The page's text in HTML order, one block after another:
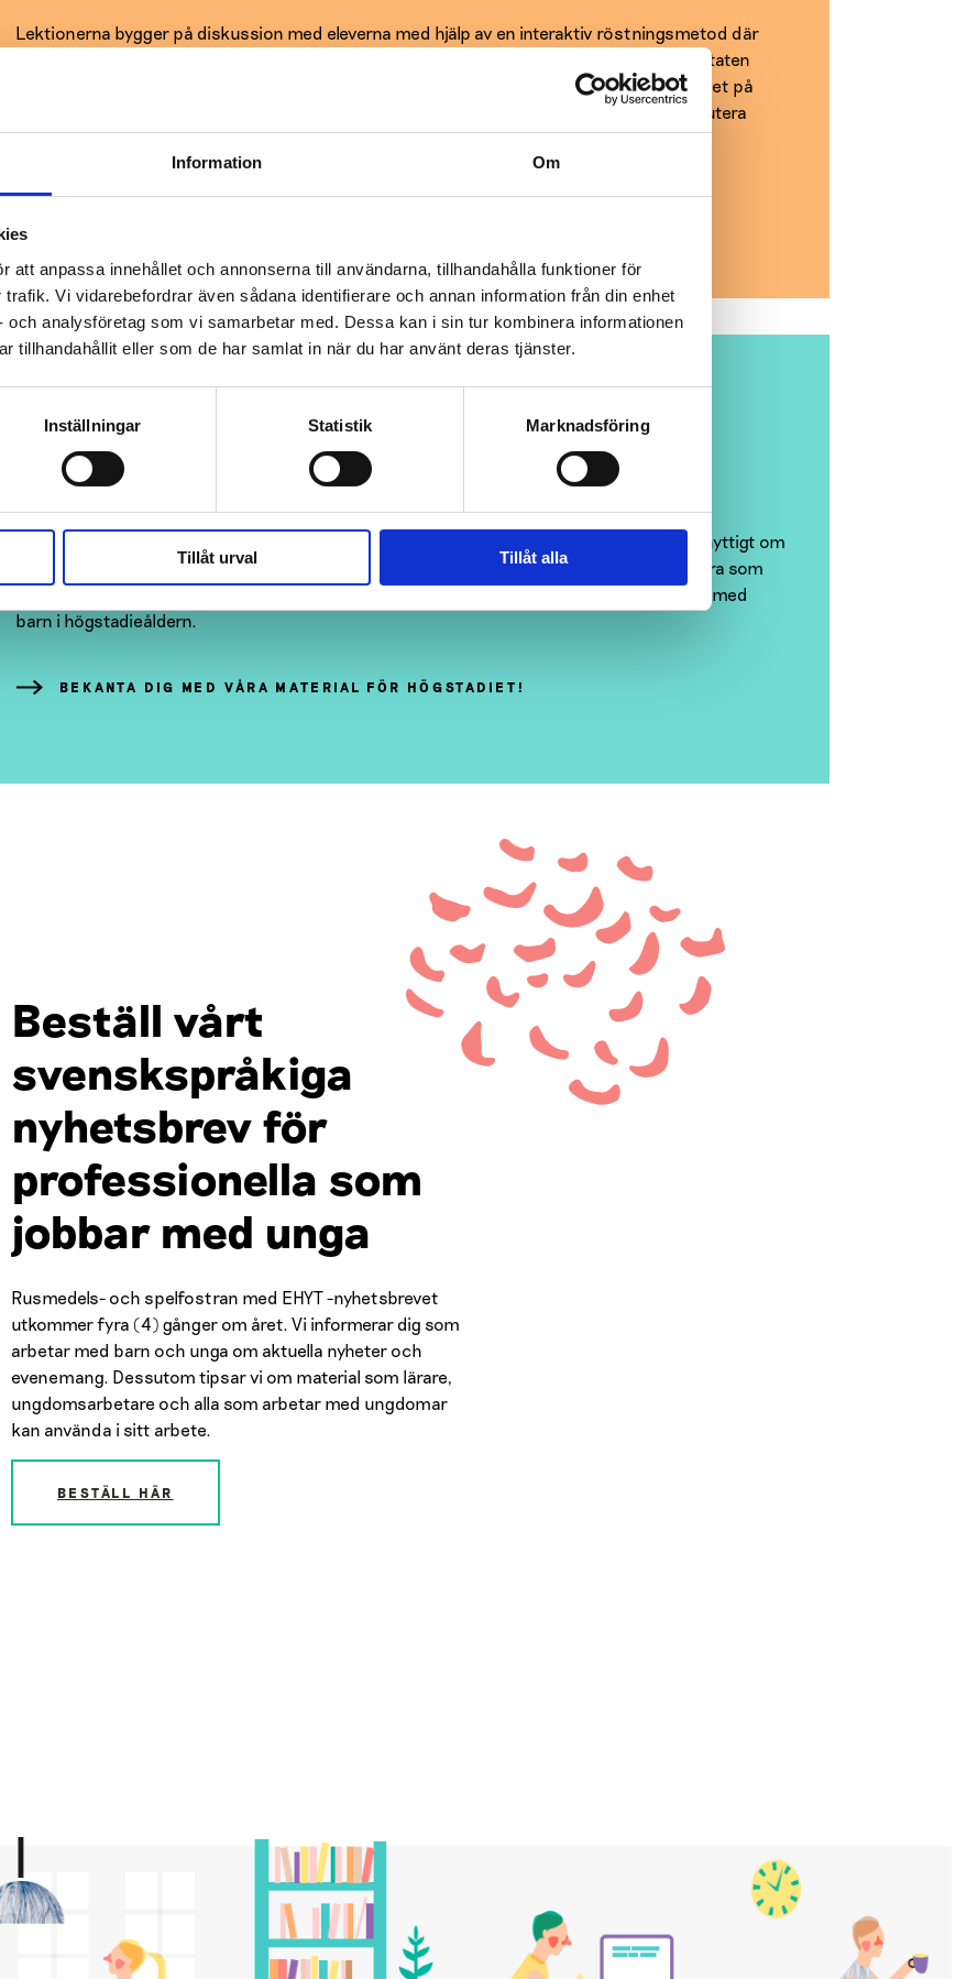
Information Om
att anpassa innehållet och annonserna till användarna, tillhandahålla funktioner för
Vi vidarebefordrar även sådana identifierare och annan information från din enhet
och analysföretag som vi samarbetar med. Dessa kan i sin tur kombinera informationen
tillhandahållit eller som de har samlat in när du har använt deras tjänster.
Inställningar Statistik Marknadsföring
Tillåt urval Tillåt alla
Lektionerna bygger på diskussion med eleverna med hjälp av en interaktiv röstningsmetod där
alla elever får vara delaktiga och berätta sina åsikter. Skolan får ett sammandrag på resultaten
som t.ex. kan användas i elevvårdsgruppen för att planera rusmedelsförebyggande arbetet på
skolan. Målet med metoden är att bland annat öka på kunskapen om rusmedel och diskutera
temat med elever, lärare och föräldrar.
LÄS MER OM HUBU-METODEN
Olika material om rusmedel, spelande och sociala
medier för högstadiet
Vi erbjuder undervisningsmaterialpaket, affischer, videon, planeringsverktyg och annat nyttigt om
nikotinprodukter, alkohol, droger, digitalt spelande och sociala medier trill lärare och andra som
arbetar med ungdomar i högstadieåldern. Bekanta dig även med materialen för föräldrar med
barn i högstadieåldern.
BEKANTA DIG MED VÅRA MATERIAL FÖR HÖGSTADIET!
Beställ vårt
svenskspråkiga
nyhetsbrev för
professionella som
jobbar med unga
Rusmedels- och spelfostran med EHYT -nyhetsbrevet
utkommer fyra (4) gånger om året. Vi informerar dig som
arbetar med barn och unga om aktuella nyheter och
evenemang. Dessutom tipsar vi om material som lärare,
ungdomsarbetare och alla som arbetar med ungdomar
kan använda i sitt arbete.
BESTÄLL HÄR